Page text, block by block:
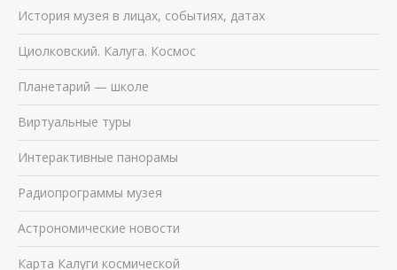
История музея в лицах, событиях, датах
Циолковский. Калуга. Космос
Планетарий — школе
Виртуальные туры
Интерактивные панорамы
Радиопрограммы музея
Астрономические новости
Карта Калуги космической